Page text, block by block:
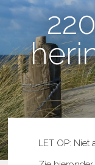
LET OP: